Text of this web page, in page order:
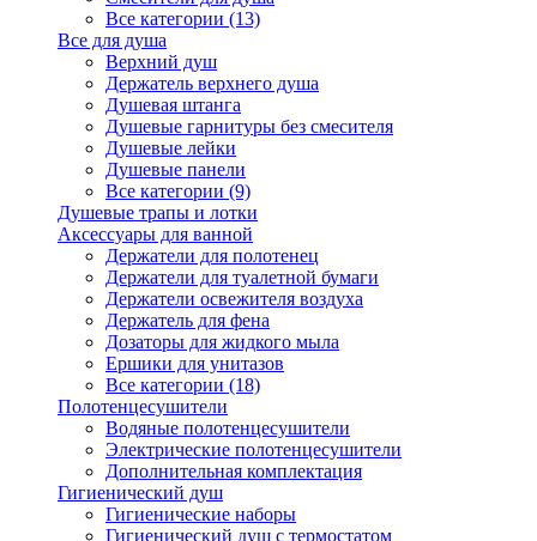
Все категории (13)
Все для душа
Верхний душ
Держатель верхнего душа
Душевая штанга
Душевые гарнитуры без смесителя
Душевые лейки
Душевые панели
Все категории (9)
Душевые трапы и лотки
Аксессуары для ванной
Держатели для полотенец
Держатели для туалетной бумаги
Держатели освежителя воздуха
Держатель для фена
Дозаторы для жидкого мыла
Ершики для унитазов
Все категории (18)
Полотенцесушители
Водяные полотенцесушители
Электрические полотенцесушители
Дополнительная комплектация
Гигиенический душ
Гигиенические наборы
Гигиенический душ с термостатом